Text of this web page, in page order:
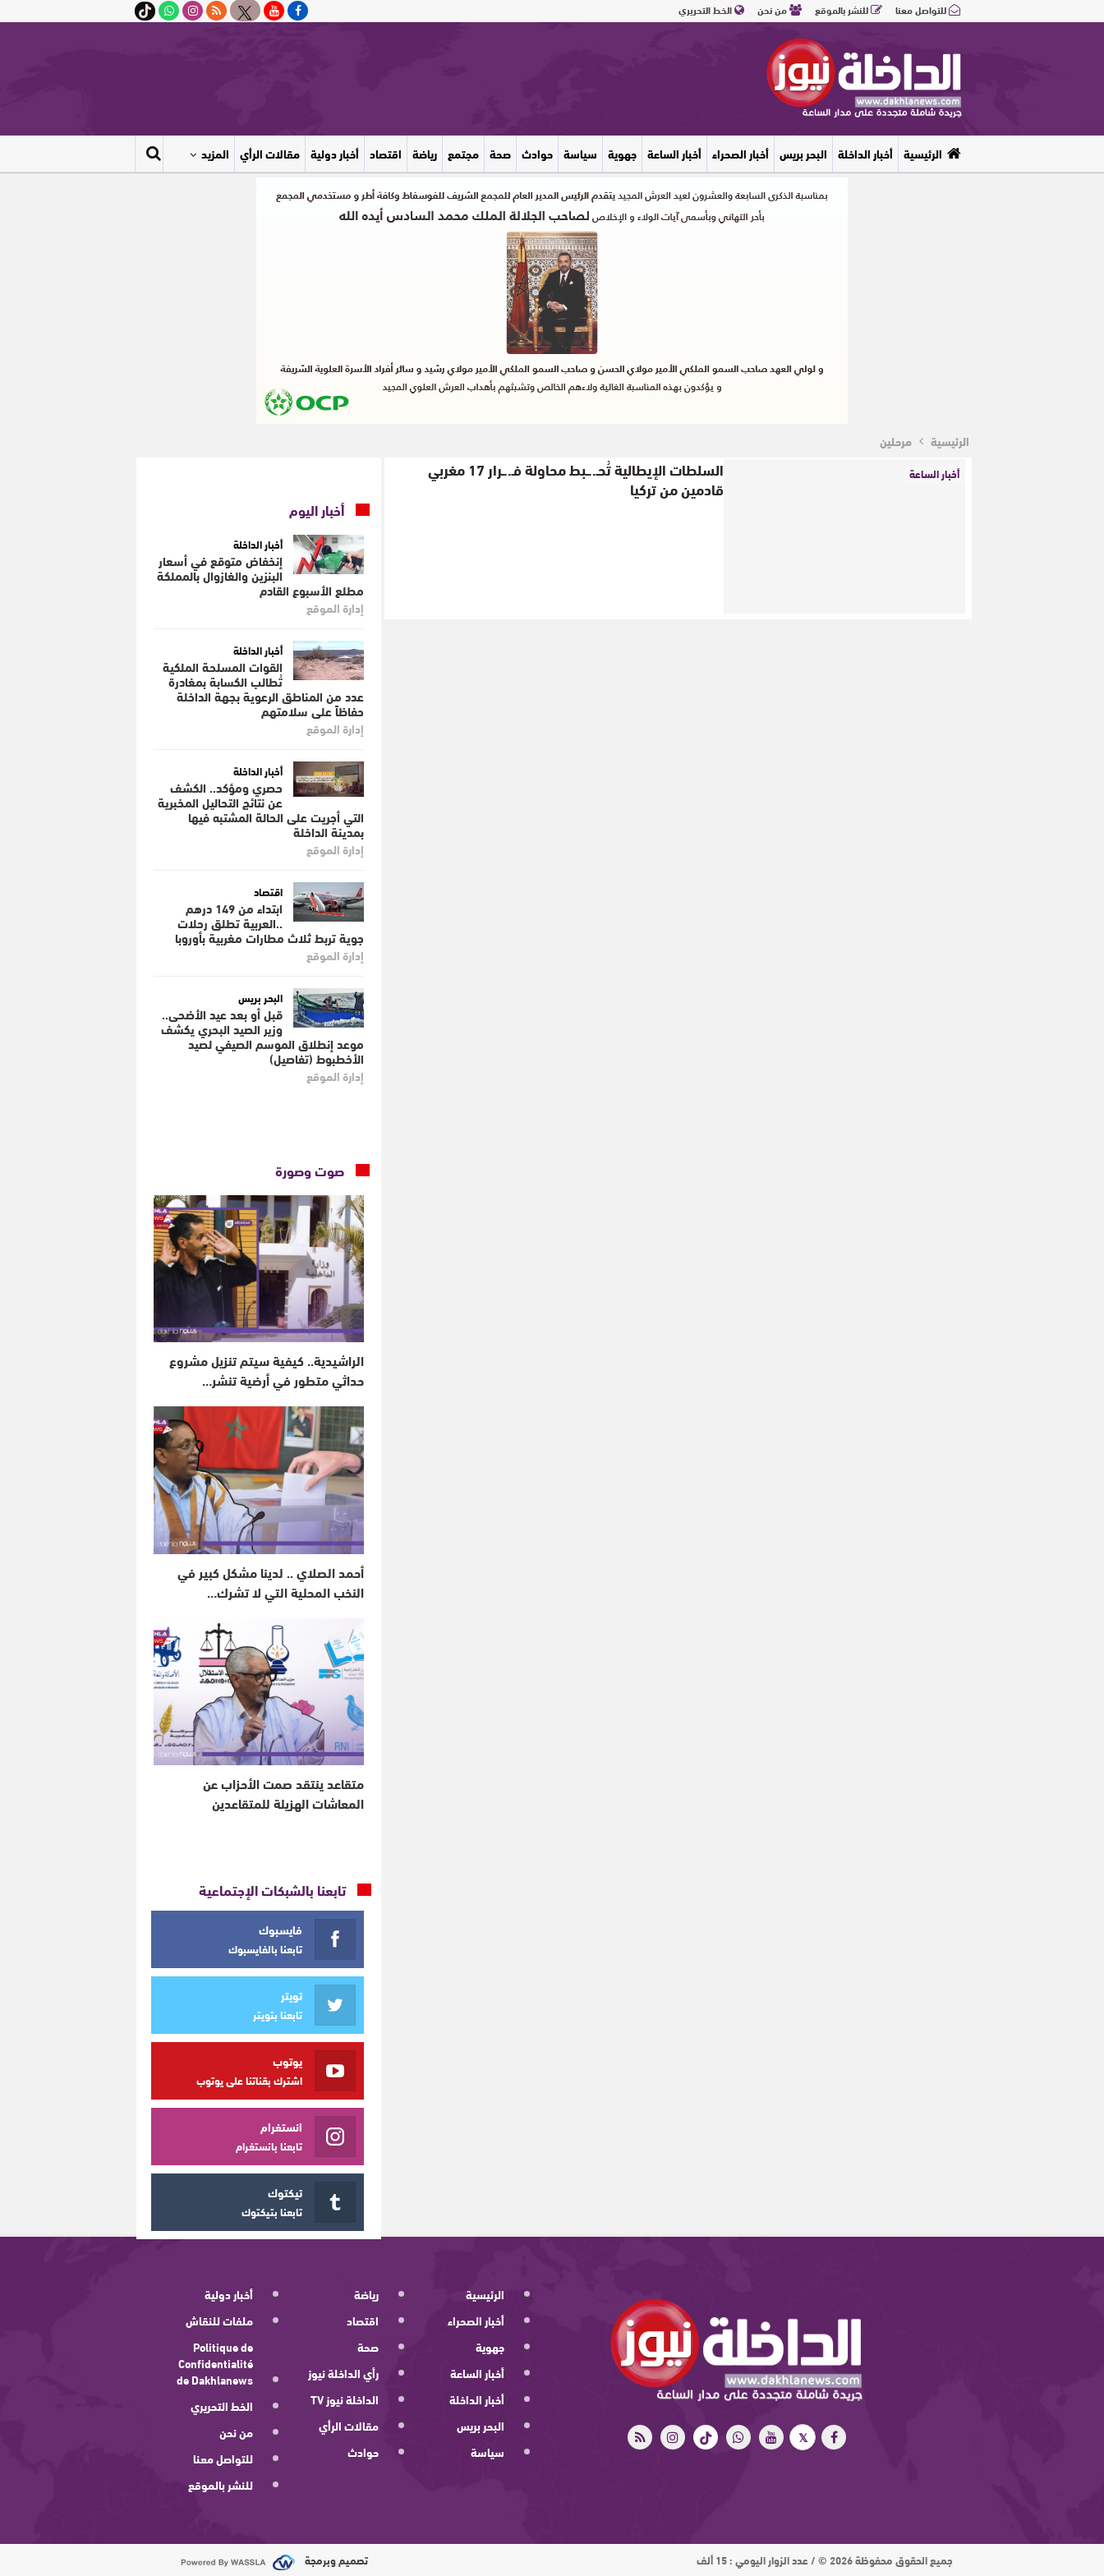
للتواصل معنا للنشر بالموقع من نحن الخط التحريري
الرئيسية أخبار الداخلة البحر بريس أخبار الصحراء أخبار الساعة جهوية سياسة حوادث صحة مجتمع رياضة اقتصاد أخبار دولية مقالات الرأي المزيد
الرئيسية مرحلين
أخبار الساعة السلطات الإيطالية تُحـ..ـبط محاولة فـ..ـرار 17 مغربي
قادمين من تركيا
أخبار اليوم
أخبار الداخلة
إنخفاض متوقع في أسعار
البنزين والغازوال بالمملكة
مطلع الأسبوع القادم
إدارة الموقع
أخبار الداخلة
القوات المسلحة الملكية
تُطالب الكسابة بمغادرة
عدد من المناطق الرعوية بجهة الداخلة
حفاظاً على سلامتهم
إدارة الموقع
أخبار الداخلة
حصري ومؤكد.. الكشف
عن نتائج التحاليل المخبرية
التي أجريت على الحالة المشتبه فيها
بمدينة الداخلة
إدارة الموقع
اقتصاد
ابتداء من 149 درهم
..العربية تطلق رحلات
جوية تربط ثلاث مطارات مغربية بأوروبا
إدارة الموقع
البحر بريس
قبل أو بعد عيد الأضحى..
وزير الصيد البحري يكشف
موعد إنطلاق الموسم الصيفي لصيد
الأخطبوط (تفاصيل)
إدارة الموقع
صوت وصورة
الراشيدية.. كيفية سيتم تنزيل مشروع
حداثي متطور في أرضية تنشر…
أحمد الصلاي .. لدينا مشكل كبير في
النخب المحلية التي لا تشرك…
متقاعد ينتقد صمت الأحزاب عن
المعاشات الهزيلة للمتقاعدين
تابعنا بالشبكات الإجتماعية
فايسبوك
تابعنا بالفايسبوك
تويتر
تابعنا بتويتر
يوتوب
اشترك بقناتنا على يوتوب
انستغرام
تابعنا بانستغرام
تيكتوك
تابعنا بتيكتوك
الرئيسية
أخبار الصحراء
جهوية
أخبار الساعة
أخبار الداخلة
البحر بريس
سياسة
رياضة
اقتصاد
صحة
رأي الداخلة نيوز
الداخلة نيوز TV
مقالات الرأي
حوادث
أخبار دولية
ملفات للنقاش
Politique de
Confidentialité
de Dakhlanews
الخط التحريري
من نحن
للتواصل معنا
للنشر بالموقع
جميع الحقوق محفوظة 2026 © / عدد الزوار اليومي : 15 ألف تصميم وبرمجة